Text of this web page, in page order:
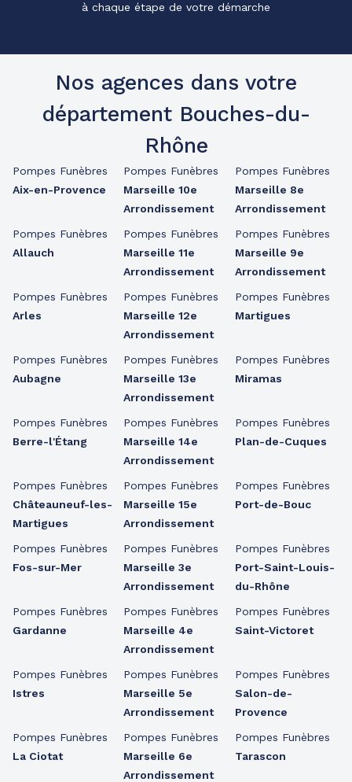
à chaque étape de votre démarche
Nos agences dans votre
département Bouches-du-
Rhône
Pompes Funèbres
Aix-en-Provence
Pompes Funèbres
Allauch
Pompes Funèbres
Arles
Pompes Funèbres
Aubagne
Pompes Funèbres
Berre-l'Étang
Pompes Funèbres
Châteauneuf-les-
Martigues
Pompes Funèbres
Fos-sur-Mer
Pompes Funèbres
Gardanne
Pompes Funèbres
Istres
Pompes Funèbres
La Ciotat
Pompes Funèbres
Marseille 10e
Arrondissement
Pompes Funèbres
Marseille 11e
Arrondissement
Pompes Funèbres
Marseille 12e
Arrondissement
Pompes Funèbres
Marseille 13e
Arrondissement
Pompes Funèbres
Marseille 14e
Arrondissement
Pompes Funèbres
Marseille 15e
Arrondissement
Pompes Funèbres
Marseille 3e
Arrondissement
Pompes Funèbres
Marseille 4e
Arrondissement
Pompes Funèbres
Marseille 5e
Arrondissement
Pompes Funèbres
Marseille 6e
Arrondissement
Pompes Funèbres
Marseille 8e
Arrondissement
Pompes Funèbres
Marseille 9e
Arrondissement
Pompes Funèbres
Martigues
Pompes Funèbres
Miramas
Pompes Funèbres
Plan-de-Cuques
Pompes Funèbres
Port-de-Bouc
Pompes Funèbres
Port-Saint-Louis-
du-Rhône
Pompes Funèbres
Saint-Victoret
Pompes Funèbres
Salon-de-
Provence
Pompes Funèbres
Tarascon